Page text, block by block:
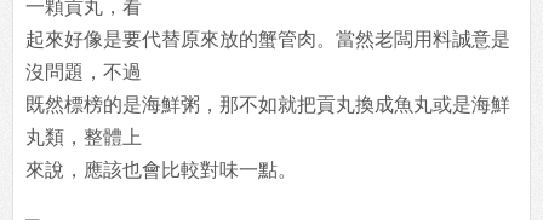
一顆貢丸，看
起來好像是要代替原來放的蟹管肉。當然老闆用料誠意是
沒問題，不過
既然標榜的是海鮮粥，那不如就把貢丸換成魚丸或是海鮮
丸類，整體上
來說，應該也會比較對味一點。